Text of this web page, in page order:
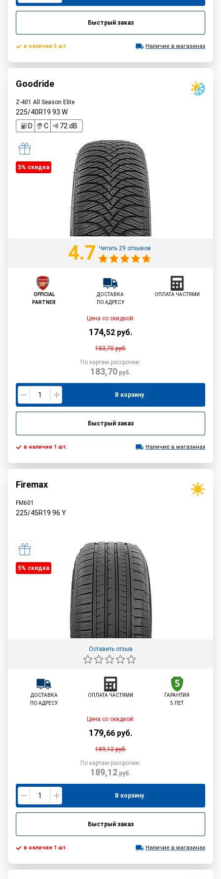
Быстрый заказ
в наличии 5 шт. Наличие в магазинах
Goodride
Z-401 All Season Elite
225/40R19 93 W
D
C 72 dB
5% cкидка
4.7 Читать 29 отзывов
OFFICIAL
PARTNER
ДОСТАВКА
ПО АДРЕСУ
ОПЛАТА ЧАСТЯМИ
Цена со скидкой:
174,52 руб.
183,70руб.
По картам рассрочки:
183,70руб.
В корзину
Быстрый заказ
в наличии 1 шт. Наличие в магазинах
Firemax
FM601
225/45R19 96 Y
5% cкидка
Оставить отзыв
ДОСТАВКА
ПО АДРЕСУ
ОПЛАТА ЧАСТЯМИ
ГАРАНТИЯ
5 ЛЕТ
Цена со скидкой:
179,66 руб.
189,12руб.
По картам рассрочки:
189,12руб.
В корзину
Быстрый заказ
в наличии 1 шт. Наличие в магазинах